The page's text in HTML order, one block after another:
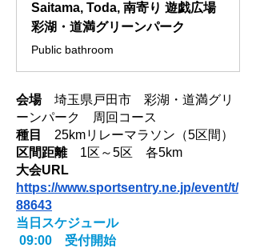
Saitama, Toda, 南寄り 遊戯広場
彩湖・道満グリーンパーク
Public bathroom
会場 埼玉県戸田市　彩湖・道満グリ
ーンパーク　周回コース
種目
25kmリレーマラソン（5区間）
区間距離 1区～5区　各5km
大会URL
https://www.sportsentry.ne.jp/event/t/
88643
当日スケジュール
09:00　受付開始